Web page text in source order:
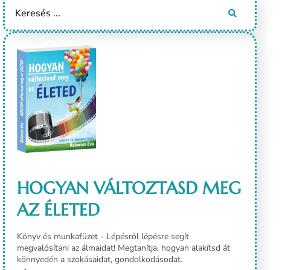
HOGYAN VÁLTOZTASD MEG
AZ ÉLETED
Könyv és munkafüzet - Lépésről lépésre segít
megvalósítani az álmaidat! Megtanítja, hogyan alakítsd át
könnyedén a szokásaidat, gondolkodásodat.